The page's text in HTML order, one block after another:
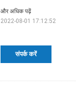
संपर्क करें
और अधिक पढ़ें
2022-08-01 17:12:52